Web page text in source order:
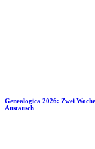
Genealogica 2026: Zwei
Austausch